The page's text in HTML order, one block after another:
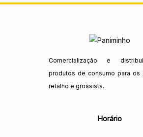
Comercialização e
produtos de consumo para os
retalho e grossista.
Horário